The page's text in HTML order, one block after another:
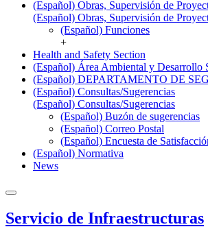
(Español) Obras, Supervisión de
(Español) Obras, Supervisión de
(Español) Funciones
+
Health and Safety Section
(Español) Área Ambiental y Desarrollo
(Español) DEPARTAMENTO DE
(Español) Consultas/Sugerencias
(Español) Consultas/Sugerencias
(Español) Buzón de sugerencias
(Español) Correo Postal
(Español) Encuesta de
(Español) Normativa
News
Servicio de Infraestructuras